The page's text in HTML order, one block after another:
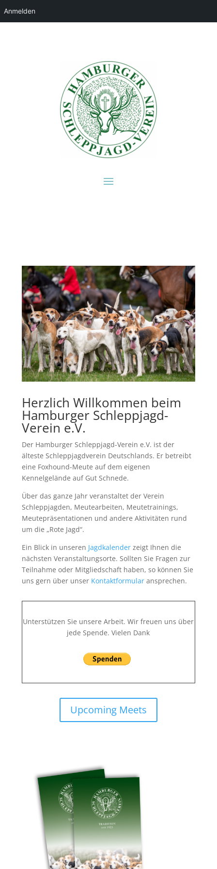
Herzlich Willkommen beim
Hamburger Schleppjagd-
Verein e.V.
Der Hamburger Schleppjagd-Verein e.V. ist der
älteste Schleppjagdverein Deutschlands. Er betreibt
eine Foxhound-Meute auf dem eigenen
Kennelgelände auf Gut Schnede.
Über das ganze Jahr veranstaltet der Verein
Schleppjagden, Meutearbeiten, Meutetrainings,
Meutepräsentationen und andere Aktivitäten rund
um die „Rote Jagd“.
Ein Blick in unseren Jagdkalender zeigt Ihnen die
nächsten Veranstaltungsorte. Sollten Sie Fragen zur
Teilnahme oder Mitgliedschaft haben, so können Sie
uns gern über unser Kontaktformularansprechen.
Unterstützen Sie unsere Arbeit. Wir freuen uns über
jede Spende. Vielen Dank
Upcoming Meets
Anmelden